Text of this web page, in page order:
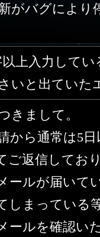
がバグにより
上入力して
いと出ていた
きまして。
から通常は5
ご返信してお
ールが届いて
しまっている
ールを確認い